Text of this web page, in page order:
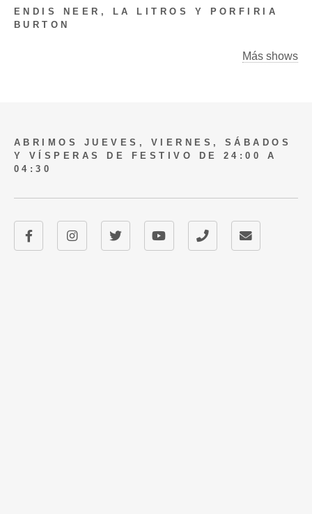
ENDIS NEER, LA LITROS Y PORFIRIA
BURTON
Más shows
ABRIMOS JUEVES, VIERNES, SÁBADOS
Y VÍSPERAS DE FESTIVO DE 24:00 A
04:30